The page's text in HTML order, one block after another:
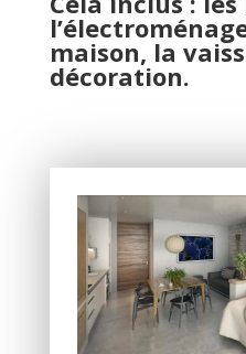
maison, la
décoration.